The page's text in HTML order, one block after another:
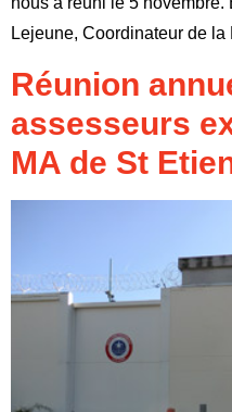
Lejeune, Coordinateur de
Réunion
assesseurs
MA de St